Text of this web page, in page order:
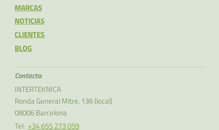
MARCAS
NOTICIAS
CLIENTES
BLOG
Contacto:
INTERTEKNICA
Ronda General Mitre, 136(local)
08006Barcelona
Tel: +34 655 273 059